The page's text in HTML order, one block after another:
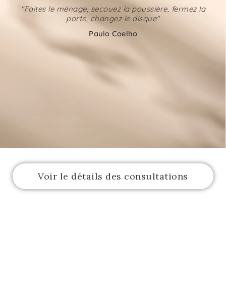
"Faites le ménage, secouez la poussière, fermez la
porte, changez le disque"
Paulo Coelho
Voir le détails des consultations